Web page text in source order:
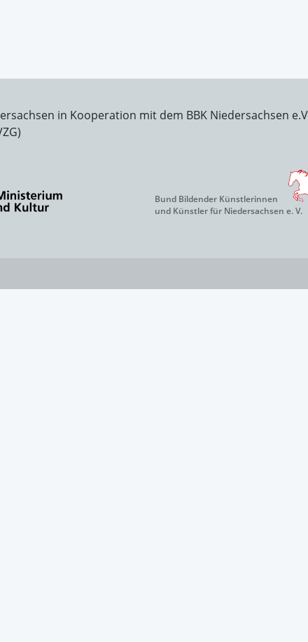
in Kooperation mit dem BBK Niedersachsen
Bund Bildender Künstlerinnen
und Künstler für Niedersachsen e. V.